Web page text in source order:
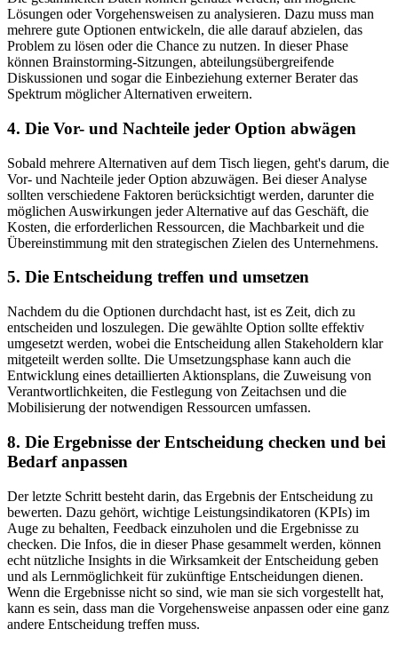
Lösungen oder Vorgehensweisen zu analysieren. Dazu muss man
mehrere gute Optionen entwickeln, die alle darauf abzielen, das
Problem zu lösen oder die Chance zu nutzen. In dieser Phase
können Brainstorming-Sitzungen, abteilungsübergreifende
Diskussionen und sogar die Einbeziehung externer Berater das
Spektrum möglicher Alternativen erweitern.
4. Die Vor- und Nachteile jeder Option abwägen
Sobald mehrere Alternativen auf dem Tisch liegen, geht's darum, die
Vor- und Nachteile jeder Option abzuwägen. Bei dieser Analyse
sollten verschiedene Faktoren berücksichtigt werden, darunter die
möglichen Auswirkungen jeder Alternative auf das Geschäft, die
Kosten, die erforderlichen Ressourcen, die Machbarkeit und die
Übereinstimmung mit den strategischen Zielen des Unternehmens.
5. Die Entscheidung treffen und umsetzen
Nachdem du die Optionen durchdacht hast, ist es Zeit, dich zu
entscheiden und loszulegen. Die gewählte Option sollte effektiv
umgesetzt werden, wobei die Entscheidung allen Stakeholdern klar
mitgeteilt werden sollte. Die Umsetzungsphase kann auch die
Entwicklung eines detaillierten Aktionsplans, die Zuweisung von
Verantwortlichkeiten, die Festlegung von Zeitachsen und die
Mobilisierung der notwendigen Ressourcen umfassen.
8. Die Ergebnisse der Entscheidung checken und bei
Bedarf anpassen
Der letzte Schritt besteht darin, das Ergebnis der Entscheidung zu
bewerten. Dazu gehört, wichtige Leistungsindikatoren (KPIs) im
Auge zu behalten, Feedback einzuholen und die Ergebnisse zu
checken. Die Infos, die in dieser Phase gesammelt werden, können
echt nützliche Insights in die Wirksamkeit der Entscheidung geben
und als Lernmöglichkeit für zukünftige Entscheidungen dienen.
Wenn die Ergebnisse nicht so sind, wie man sie sich vorgestellt hat,
kann es sein, dass man die Vorgehensweise anpassen oder eine ganz
andere Entscheidung treffen muss.